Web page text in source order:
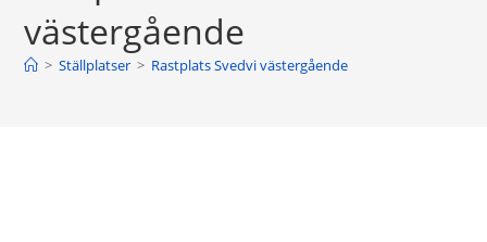
västergående
> Ställplatser > Rastplats Svedvi västergående